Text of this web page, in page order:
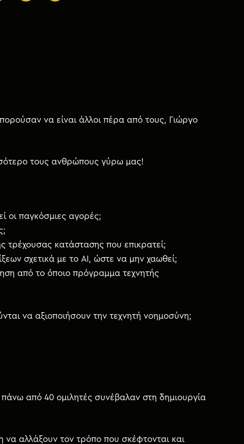
να είναι άλλοι πέρα από τους, Γιώργο
τους ανθρώπους γύρω μας!
οι παγκόσμιες αγορές;
τρέχουσας κατάστασης που επικρατεί;
σχετικά με το AI, ώστε να μην χαωθεί;
από το όποιο πρόγραμμα τεχνητής
να αξιοποιήσουν την τεχνητή νοημοσύνη;
από 40 ομιλητές συνέβαλαν στη δημιουργία
να αλλάξουν τον τρόπο που σκέφτονται και